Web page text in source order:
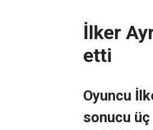
İlker
etti
Oyuncu
sonucu üç